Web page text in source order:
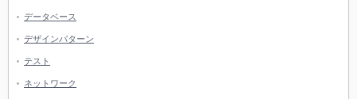
データベース
デザインパターン
テスト
ネットワーク